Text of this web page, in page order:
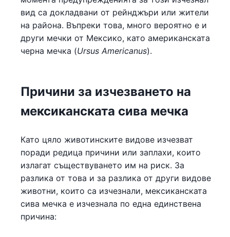
вид са докладвани от рейнджъри или жители
на района. Въпреки това, много вероятно е и
други мечки от Мексико, като американската
черна мечка (Ursus Americanus).
Причини за изчезването на
мексиканската сива мечка
Като цяло животинските видове изчезват
поради редица причини или заплахи, които
излагат съществуването им на риск. За
разлика от това и за разлика от други видове
животни, които са изчезнали, мексиканската
сива мечка е изчезнала по една единствена
причина: